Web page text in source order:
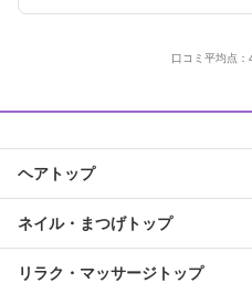
口コミ平均点：
ヘアトップ
ネイル・まつげトップ
リラク・マッサージトップ